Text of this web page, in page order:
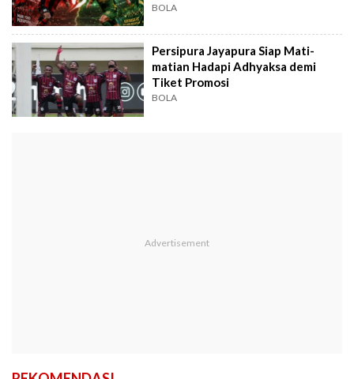
BOLA
Persipura Jayapura Siap Mati-
matian Hadapi Adhyaksa demi
Tiket Promosi
BOLA